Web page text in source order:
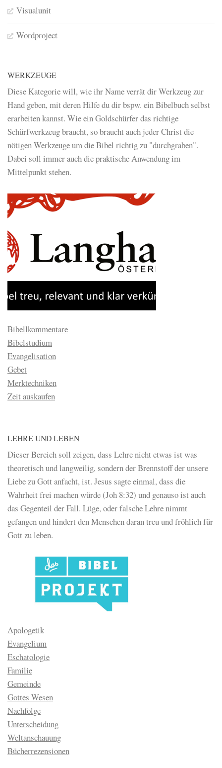
Visualunit
Wordproject
WERKZEUGE
Diese Kategorie will, wie ihr Name verrät dir Werkzeug zur
Hand geben, mit deren Hilfe du dir bspw. ein Bibelbuch selbst
erarbeiten kannst. Wie ein Goldschürfer das richtige
Schürfwerkzeug braucht, so braucht auch jeder Christ die
nötigen Werkzeuge um die Bibel richtig zu "durchgraben".
Dabei soll immer auch die praktische Anwendung im
Mittelpunkt stehen.
Bibellkommentare
Bibelstudium
Evangelisation
Gebet
Merktechniken
Zeit auskaufen
LEHRE UND LEBEN
Dieser Bereich soll zeigen, dass Lehre nicht etwas ist was
theoretisch und langweilig, sondern der Brennstoff der unsere
Liebe zu Gott anfacht, ist. Jesus sagte einmal, dass die
Wahrheit frei machen würde (Joh 8:32) und genauso ist auch
das Gegenteil der Fall. Lüge, oder falsche Lehre nimmt
gefangen und hindert den Menschen daran treu und fröhlich für
Gott zu leben.
Apologetik
Evangelium
Eschatologie
Familie
Gemeinde
Gottes Wesen
Nachfolge
Unterscheidung
Weltanschauung
Bücherrezensionen